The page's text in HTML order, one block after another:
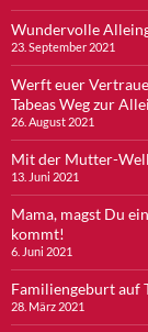
Wundervolle
23. September 2021
Werft euer
Tabeas Weg zur
26. August 2021
Mit der Mutter-
13. Juni 2021
Mama, magst Du
kommt!
6. Juni 2021
Familiengeburt auf
28. März 2021